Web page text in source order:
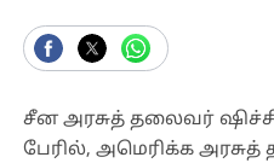
சீன அரசுத் தலைவர்
பேரில், அமெரிக்க அரசுத்